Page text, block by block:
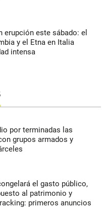
erupción este sábado: el
y el Etna en Italia
intensa
por terminadas las
grupos armados y
el gasto público,
al patrimonio y
primeros anuncios